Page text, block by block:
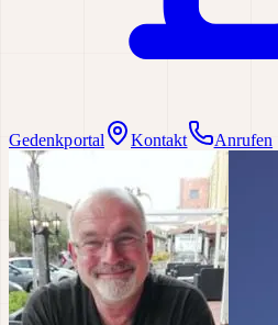
Gedenkportal Kontakt Anrufen